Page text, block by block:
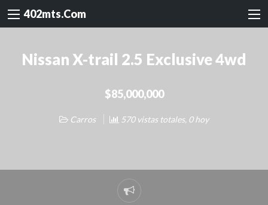
402mts.Com
Nissan X-trail 2.5 Exclusive 4wd
$85,000,000
Carros 570 vistas totales, 0 hoy
Reportar